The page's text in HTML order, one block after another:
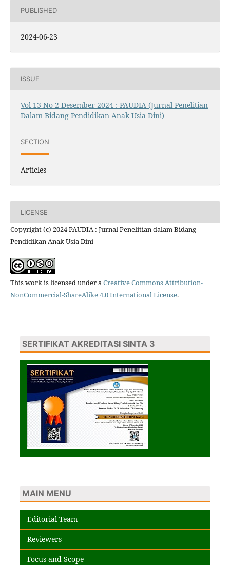
PUBLISHED
2024-06-23
ISSUE
Vol 13 No 2 Desember 2024 : PAUDIA (Jurnal Penelitian
Dalam Bidang Pendidikan Anak Usia Dini)
SECTION
Articles
LICENSE
Copyright (c) 2024 PAUDIA : Jurnal Penelitian dalam Bidang
Pendidikan Anak Usia Dini
This work is licensed under aCreative Commons Attribution-
NonCommercial-ShareAlike 4.0 International License.
SERTIFIKAT AKREDITASI SINTA 3
MAIN MENU
Editorial Team
Reviewers
Focus and Scope